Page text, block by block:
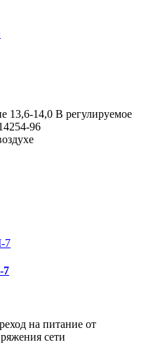
13,6-14,0 В регулируемое
96
7
на питание от
сети